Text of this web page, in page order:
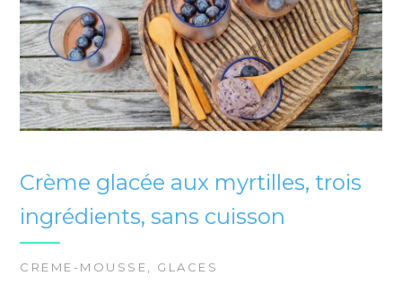
Crème glacée aux myrtilles, trois
ingrédients, sans cuisson
CREME-MOUSSE, GLACES